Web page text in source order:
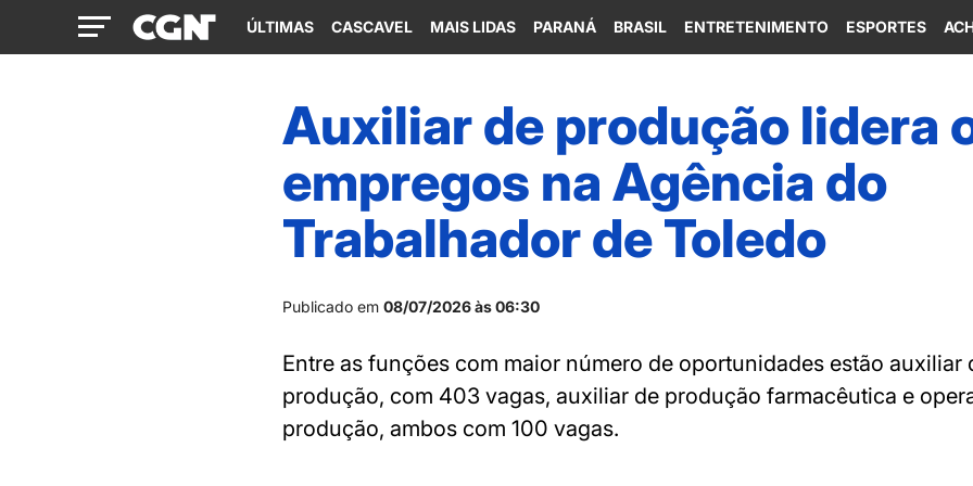
ÚLTIMAS CASCAVEL MAIS LIDAS PARANÁ BRASIL ENTRETENIMENTO ESPORTES
Auxiliar de produção lidera
empregos na Agência do
Trabalhador de Toledo
Publicado em 08/07/2026 às 06:30
Entre as funções com maior número de oportunidades estão auxiliar
produção, com 403 vagas, auxiliar de produção farmacêutica e
produção, ambos com 100 vagas.